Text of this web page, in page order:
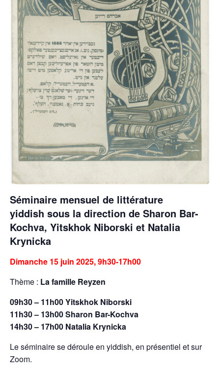
Séminaire mensuel de littérature
yiddish sous la direction de Sharon Bar-
Kochva, Yitskhok Niborski et Natalia
Krynicka
Dimanche 15 juin 2025, 9h30-17h00
Thème : La famille Reyzen
09h30 – 11h00 Yitskhok Niborski
11h30 – 13h00 Sharon Bar-Kochva
14h30 – 17h00 Natalia Krynicka
Le séminaire se déroule en yiddish, en présentiel et sur
Zoom.